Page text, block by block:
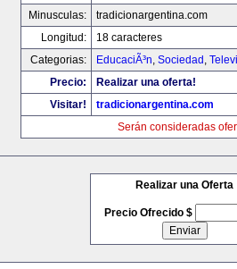
Minusculas:
tradicionargentina.com
Longitud:
18 caracteres
Categorias:
EducaciÃ³n, Sociedad ,
Precio:
Realizar una oferta!
Visitar!
tradicionargentina.com
Serán consideradas
Realizar una Oferta
Precio Ofrecido $